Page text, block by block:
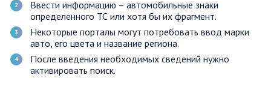
Ввести информацию – автомобильные знаки
определенного ТС или хотя бы их фрагмент.
Некоторые порталы могут потребовать ввод марки
авто, его цвета и название региона.
После введения необходимых сведений нужно
активировать поиск.